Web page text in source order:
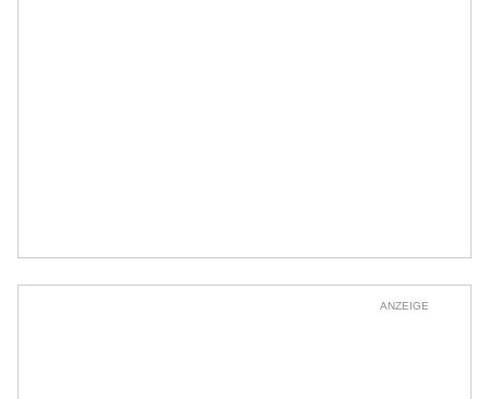
ANZEIGE